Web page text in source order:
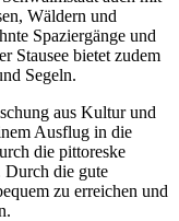
Wäldern und
Spaziergänge und
Stausee bietet zudem
Segeln.
aus Kultur und
Ausflug in die
die pittoreske
Durch die gute
zu erreichen und